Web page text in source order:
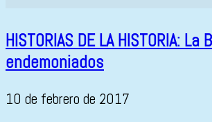
HISTORIAS DE LA HISTORIA:
endemoniados
10 de febrero de 2017